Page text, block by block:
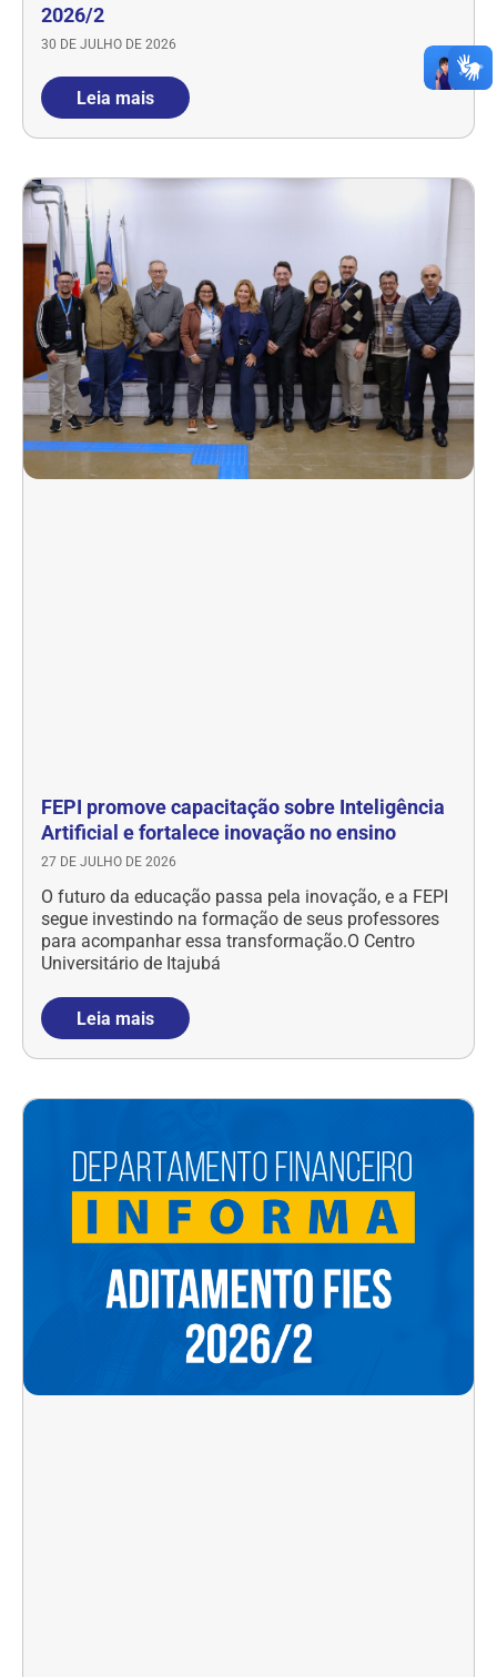
2026/2
30 DE JULHO DE 2026
Leia mais
FEPI promove capacitação sobre Inteligência
Artificial e fortalece inovação no ensino
27 DE JULHO DE 2026
O futuro da educação passa pela inovação, e a FEPI
segue investindo na formação de seus professores
para acompanhar essa transformação.O Centro
Universitário de Itajubá
Leia mais